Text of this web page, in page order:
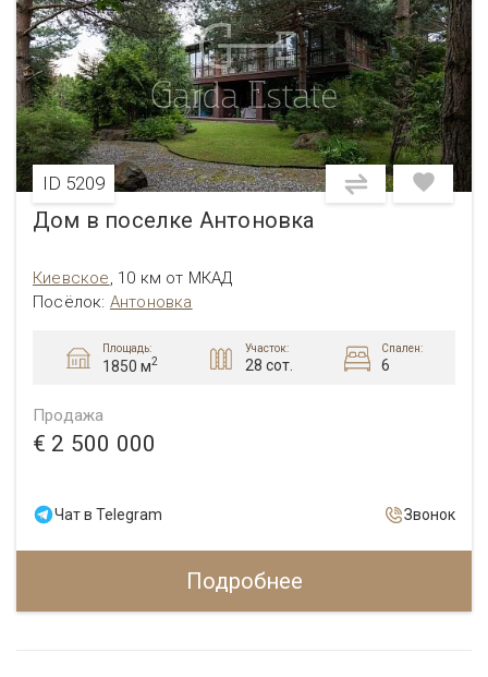
ID 5209
Дом в поселке Антоновка
Киевское, 10 км от МКАД
Посёлок: Антоновка
Площадь:
1850 м2
Участок:
28 сот.
Спален:
6
Продажа
€ 2 500 000
Чат в Telegram Звонок
Подробнее